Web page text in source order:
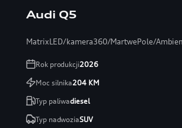
Audi Q5
MatrixLED/kamera360/MartwePole/
Rok produkcji2026
Moc silnika204KM
Typ paliwadiesel
Typ nadwoziaSUV